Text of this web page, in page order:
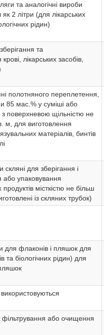
та аналогічні вироби
2 літри (для лікарських
рідин)
та
лікарських засобів,
полотняного переплетення,
85 мас.% у суміші або
з поверхневою щільністю не
м, для виготовлення
матеріалів, бинтів
для зберігання і
або упаковування
місткістю не більш
із скляних трубок)
для флаконів і пляшок для
та біологічних рідин) для
або очищення